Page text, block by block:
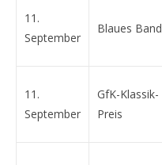
11.
September
Blaues Band
11.
September
GfK-Klassik-
Preis